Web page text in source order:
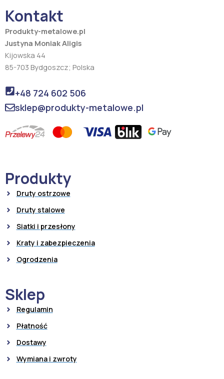
k a
m
Kontakt
Produkty-metalowe.pl
Justyna Moniak Aligis
Kijowska 44
85-703 Bydgoszcz; Polska
+48 724 602 506
sklep@produkty-metalowe.pl
Produkty
Druty ostrzowe
Druty stalowe
Siatki i przesłony
Kraty i zabezpieczenia
Ogrodzenia
Sklep
Regulamin
Płatność
Dostawy
Wymiana i zwroty